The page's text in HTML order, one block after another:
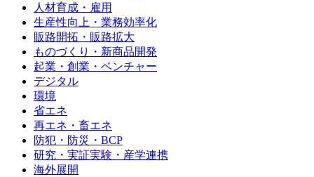
人材育成・雇用
生産性向上・業務効率化
販路開拓・販路拡大
ものづくり・新商品開発
起業・創業・ベンチャー
デジタル
環境
省エネ
再エネ・畜エネ
防犯・防災・BCP
研究・実証実験・産学連携
海外展開